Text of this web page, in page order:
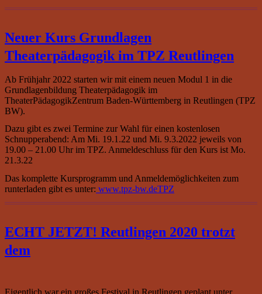
Neuer Kurs Grundlagen
Theaterpädagogik im TPZ Reutlingen
Ab Frühjahr 2022 starten wir mit einem neuen Modul 1 in die
Grundlagenbildung Theaterpädagogik im
TheaterPädagogikZentrum Baden-Württemberg in Reutlingen (TPZ
BW).
Dazu gibt es zwei Termine zur Wahl für einen kostenlosen
Schnupperabend: Am Mi. 19.1.22 und Mi. 9.3.2022 jeweils von
19.00 – 21.00 Uhr im TPZ. Anmeldeschluss für den Kurs ist Mo.
21.3.22
Das komplette Kursprogramm und Anmeldemöglichkeiten zum
runterladen gibt es unter: www.tpz-bw.deTPZ
ECHT JETZT! Reutlingen 2020 trotzt
dem
Eigentlich war ein großes Festival in Reutlingen geplant unter